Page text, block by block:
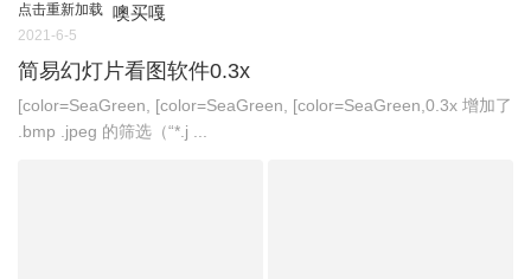
点击重新加载 噢买嘎
2021-6-5
简易幻灯片看图软件0.3x
[color=SeaGreen, [color=SeaGreen, [color=SeaGreen,0.3x 增加了
.bmp .jpeg 的筛选（“*.j ...